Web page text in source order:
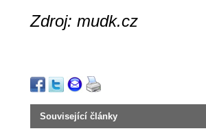
Zdroj: mudk.cz
Související články